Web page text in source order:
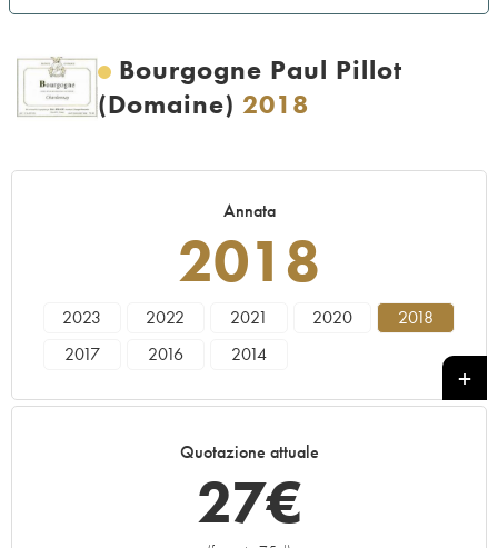
Bourgogne Paul Pillot
(Domaine) 2018
Annata
2018
2023 2022 2021 2020
2018
2017
2016 2014
Quotazione attuale
27€